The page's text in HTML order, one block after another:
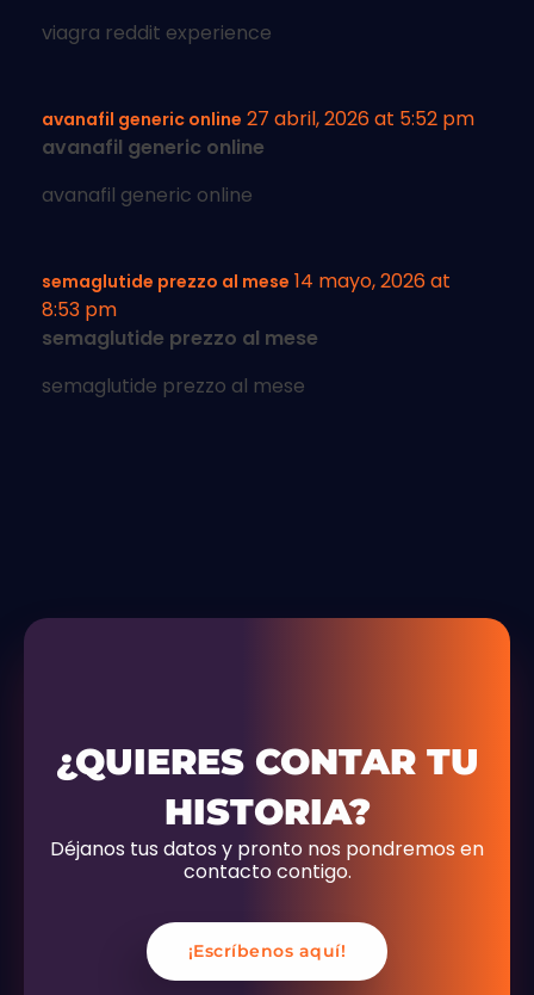
viagra reddit experience
avanafil generic online 27 abril, 2026 at 5:52 pm
avanafil generic online
avanafil generic online
semaglutide prezzo al mese 14 mayo, 2026 at
8:53 pm
semaglutide prezzo al mese
semaglutide prezzo al mese
¿QUIERES CONTAR TU
HISTORIA?
Déjanos tus datos y pronto nos pondremos en
contacto contigo.
¡Escríbenos aquí!